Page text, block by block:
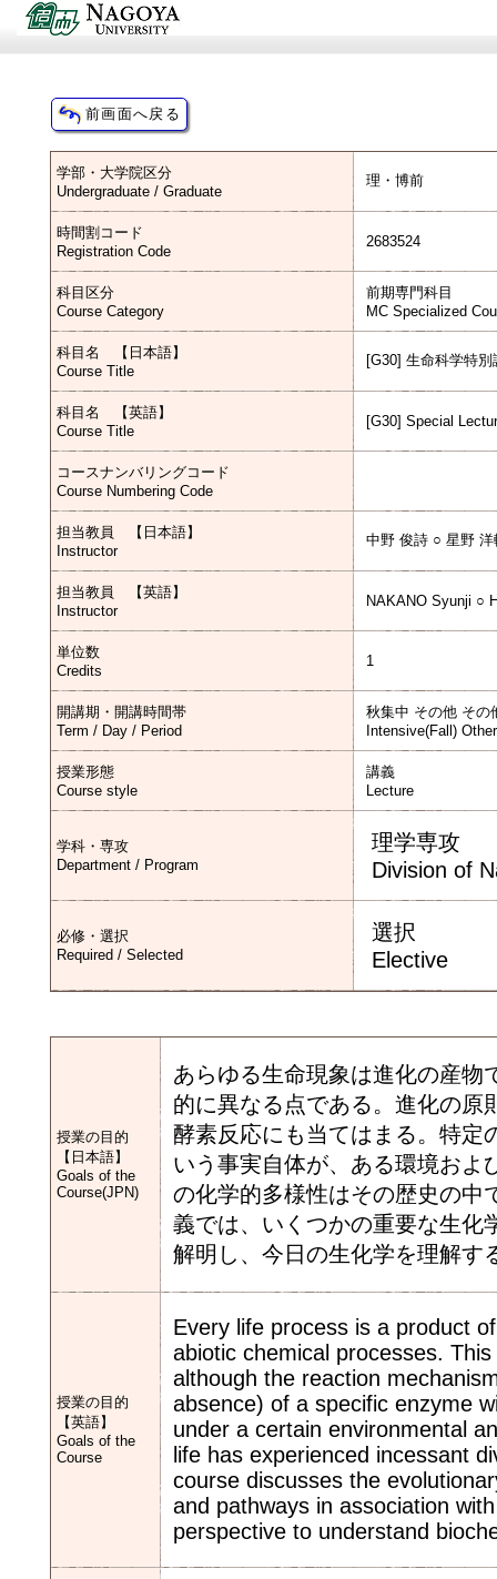
学部・大学院区分
Undergraduate / Graduate
理・博前
時間割コード
Registration Code
2683524
科目区分
Course Category
前期専門科目
MC Specialized
科目名 【日本語】
Course Title
[G30] 生命科学特別
科目名 【英語】
Course Title
[G30] Special
コースナンバリングコード
Course Numbering Code
担当教員 【日本語】
Instructor
中野 俊詩 ○ 星野 洋
担当教員 【英語】
Instructor
NAKANO Syunji ○
単位数
Credits
1
開講期・開講時間帯
Term / Day / Period
秋集中 その他 その
Intensive(Fall)
授業形態
Course style
講義
Lecture
学科・専攻
Department / Program
理学専攻
Division of
必修・選択
Required / Selected
選択
Elective
授業の目的
【日本語】
Goals of the
Course(JPN)
あらゆる生命現象は進化の産物
的に異なる点である。進化の原
酵素反応にも当てはまる。特定
いう事実自体が、ある環境およ
の化学的多様性はその歴史の中
義では、いくつかの重要な生化
解明し、今日の生化学を理解す
授業の目的
【英語】
Goals of the
Course
Every life process is a product
abiotic chemical processes.
although the reaction
absence) of a specific enzyme
under a certain environmental
life has experienced incessant
course discusses the
and pathways in association
perspective to understand